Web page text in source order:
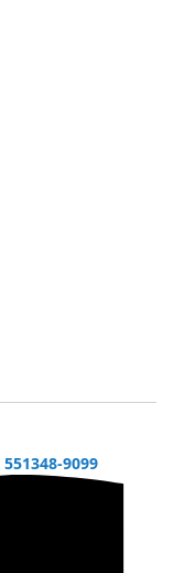
551348-9099